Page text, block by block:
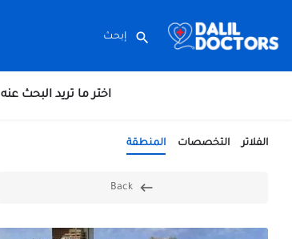
اختر ما تريد البحث عنه
الفلاتر التخصصات المنطقة
Back